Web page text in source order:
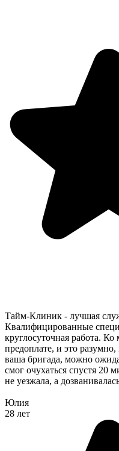
Тайм-Клиник - лучшая
Квалифицированные
круглосуточная работа.
предоплате, и это
ваша бригада, можно
смог очухаться спустя 20
не уезжала, а
Юлия
28 лет